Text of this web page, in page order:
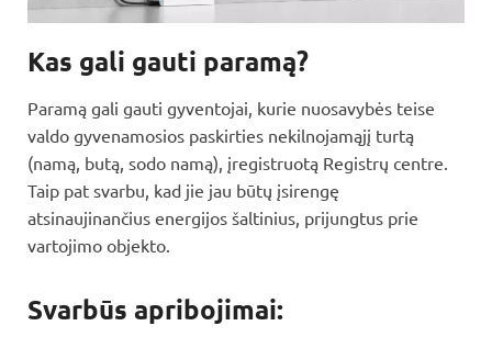
Kas gali gauti paramą?
Paramą gali gauti gyventojai, kurie nuosavybės teise
valdo gyvenamosios paskirties nekilnojamąjį turtą
(namą, butą, sodo namą), įregistruotą Registrų centre.
Taip pat svarbu, kad jie jau būtų įsirengę
atsinaujinančius energijos šaltinius, prijungtus prie
vartojimo objekto.
Svarbūs apribojimai: